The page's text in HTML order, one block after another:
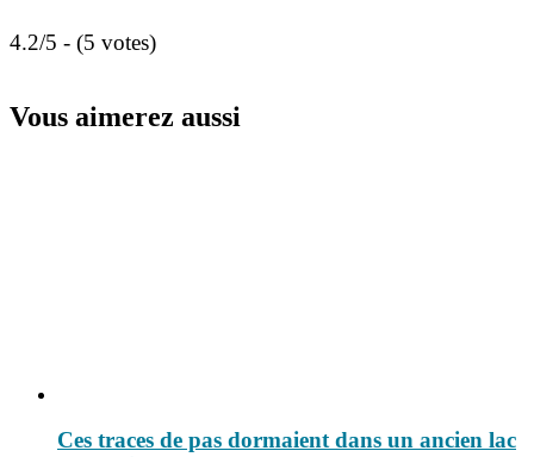
4.2/5 - (5 votes)
Vous aimerez aussi
Ces traces de pas dormaient dans un ancien lac